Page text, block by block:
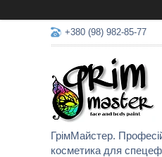
+380 (98) 982-85-77
ГрімМайстер.
косметика для